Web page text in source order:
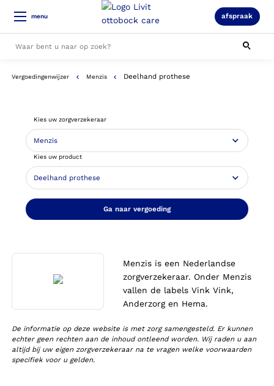
menu afspraak
Alle resultaten
Vergoedingenwijzer Menzis Deelhand prothese
Kies uw zorgverzekeraar
Kies uw product
Ga naar vergoeding
Menzis is een Nederlandse
zorgverzekeraar. Onder Menzis
vallen de labels Vink Vink,
Anderzorg en Hema.
De informatie op deze website is met zorg samengesteld. Er kunnen
echter geen rechten aan de inhoud ontleend worden. Wij raden u aan
altijd bij uw eigen zorgverzekeraar na te vragen welke voorwaarden
specifiek voor u gelden.